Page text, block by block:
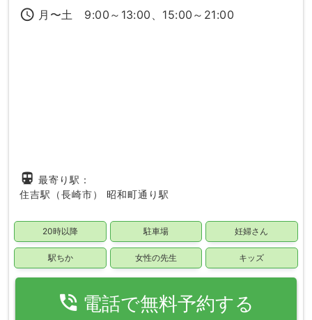
access_time 月〜土 9:00～13:00、15:00～21:00
directions_subway 最寄り駅：
住吉駅（長崎市）
昭和町通り駅
20時以降 駐車場 妊婦さん
駅ちか 女性の先生 キッズ
phone_in_talk 電話で無料予約する